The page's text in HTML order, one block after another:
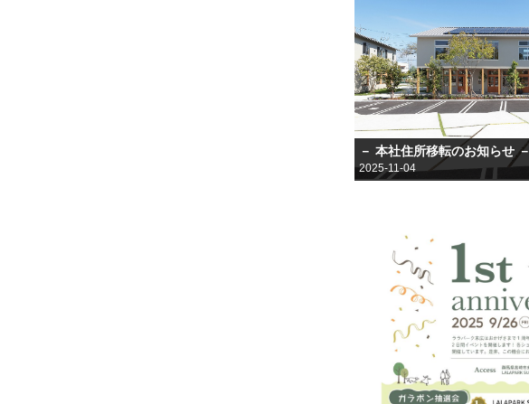
－ 本社住所移転のお知らせ －
2025-11-04